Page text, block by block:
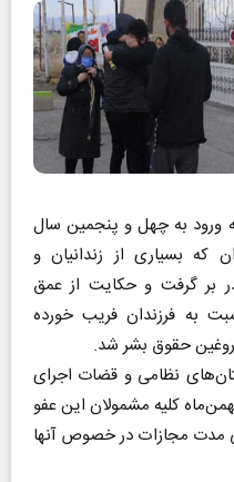
ورود به چهل و پنجمین سال
که بسیاری از زندانیان و
بر گرفت و حکایت از عمق
به فرزندان فریب خورده
حقوق بشر شد.
نظامی و قضات اجرای
کلیه مشمولان این عفو
مدت مجازات در خصوص آنها